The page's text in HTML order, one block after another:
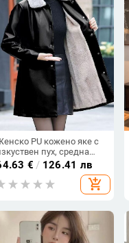
PU кожено яке с
пух, средна
пухена яка,
дълги ръкави
€ / 126.41 лв
add_shopping_cart